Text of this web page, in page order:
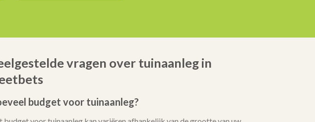
vragen over tuinaanleg in
budget voor tuinaanleg?